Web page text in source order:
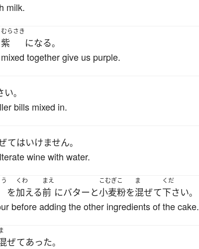
milk.
むらさき
紫 になる。
together give us purple.
い。
bills mixed in.
てはいけません。
wine with water.
を
くわ
加える
まえ
前 にバターと
こむぎこ
小麦粉を
ま
混ぜて
くだ
下さい。
before adding the other ingredients of the cake.
ぜてあった。